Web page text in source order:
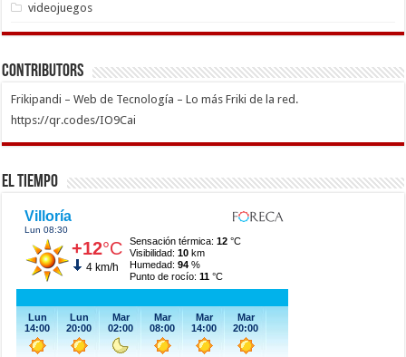
videojuegos
Contributors
Frikipandi – Web de Tecnología – Lo más Friki de la red.
https://qr.codes/IO9Cai
El Tiempo